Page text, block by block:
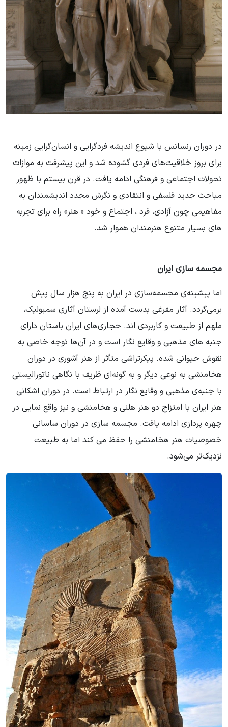
در دوران رنسانس با شیوع اندیشه فردگرایی و انسان‌گرایی زمینه
برای بروز خلاقیت‌های فردی گشوده شد و این پیشرفت به موازات
تحولات اجتماعی و فرهنگی ادامه یافت. در قرن بیستم با ظهور
مباحث جدید فلسفی و انتقادی و نگرش مجدد اندیشمندان به
مفاهیمی چون آزادی، فرد ، اجتماع و خود « هنر» راه برای تجربه
های بسیار متنوع هنرمندان هموار شد.
مجسمه سازی ایران
اما پیشینه‌ی مجسمه‌سازی در ایران به پنج هزار سال پیش
برمی‌گردد. آثار مفرغی بدست آمده از لرستان آثاری سمبولیک،
ملهم از طبیعت و کاربردی اند. حجاری‌های ایران باستان دارای
جنبه های مذهبی و وقایع نگار است و در آن‌ها توجه خاصی به
نقوش حیوانی شده. پیکرتراشی متأثر از هنر آشوری در دوران
هخامنشی به نوعی دیگر و به گونه‌ای ظریف با نگاهی ناتورالیستی
با جنبه‌ی مذهبی و وقایع نگار در ارتباط است. در دوران اشکانی
هنر ایران با امتزاج دو هنر هلنی و هخامنشی و نیز واقع نمایی در
چهره پردازی ادامه یافت. مجسمه سازی در دوران ساسانی
خصوصیات هنر هخامنشی را حفظ می کند اما به طبیعت
نزدیک‌تر می‌شود.